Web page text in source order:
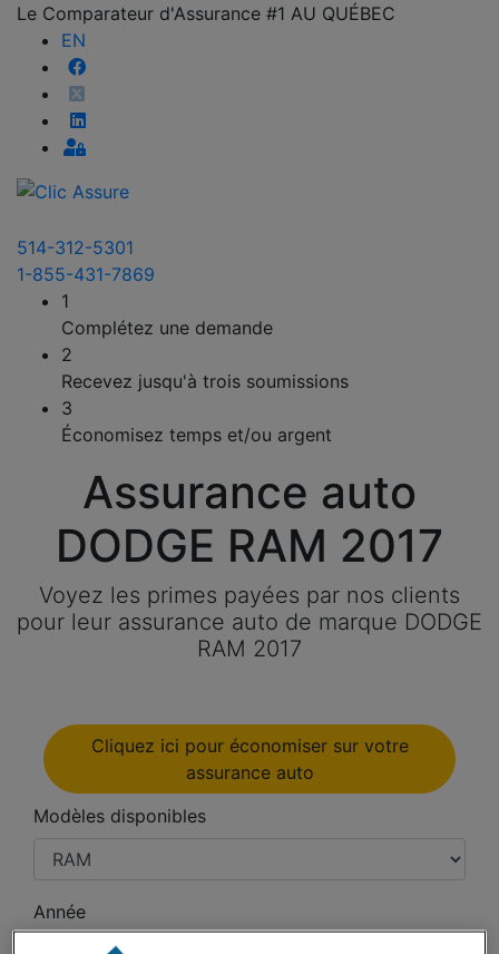
Le Comparateur d'Assurance #1 AU QUÉBEC
EN
514-312-5301
1-855-431-7869
1
Complétez une demande
2
Recevez jusqu'à trois soumissions
3
Économisez temps et/ou argent
Assurance auto
DODGE RAM 2017
Voyez les primes payées par nos clients
pour leur assurance auto de marque DODGE
RAM 2017
Cliquez ici pour économiser sur votre
assurance auto
Modèles disponibles
Année